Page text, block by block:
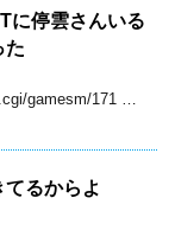
に停雲さんいる
た
gamesm/171 …
るからよ